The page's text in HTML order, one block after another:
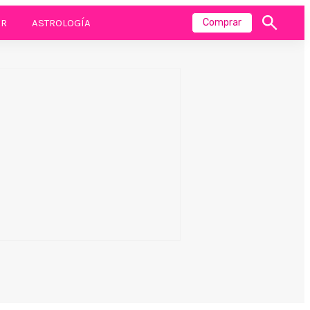
ASTROLOGÍA Comprar
Mostrar